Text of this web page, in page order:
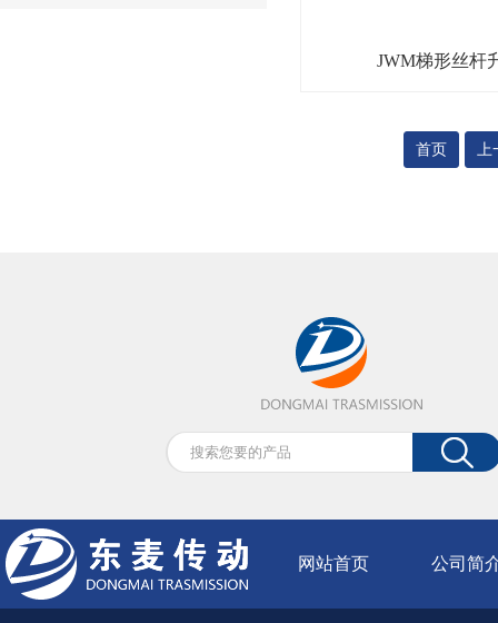
JWM梯形丝杆
首页 上
网站首页 公司简